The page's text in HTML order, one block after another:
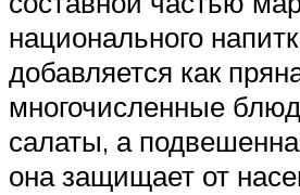
национального
добавляется как
многочисленные
салаты, а
она защищает от